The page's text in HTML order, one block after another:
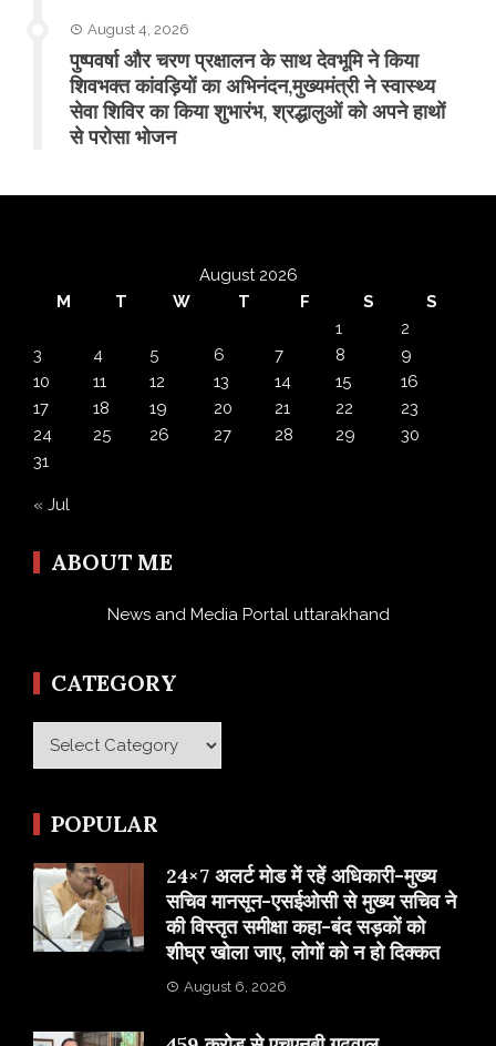
August 4, 2026
पुष्पवर्षा और चरण प्रक्षालन के साथ देवभूमि ने किया
शिवभक्त कांवड़ियों का अभिनंदन,मुख्यमंत्री ने स्वास्थ्य
सेवा शिविर का किया शुभारंभ, श्रद्धालुओं को अपने हाथों
से परोसा भोजन
August 2026
M
T W T F S
S
1
2
3
4 5 6 7 8
9
10
11 12 13 14 15
16
17
18 19 20 21 22
23
24
25 26 27 28 29
30
31
« Jul
ABOUT ME
News and Media Portal uttarakhand
CATEGORY
Category
POPULAR
24×7 अलर्ट मोड में रहें अधिकारी-मुख्य
सचिव मानसून-एसईओसी से मुख्य सचिव ने
की विस्तृत समीक्षा कहा-बंद सड़कों को
शीघ्र खोला जाए, लोगों को न हो दिक्कत
August 6, 2026